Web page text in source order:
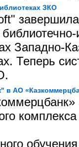
ЗКО
Западно-
Теперь
в АО